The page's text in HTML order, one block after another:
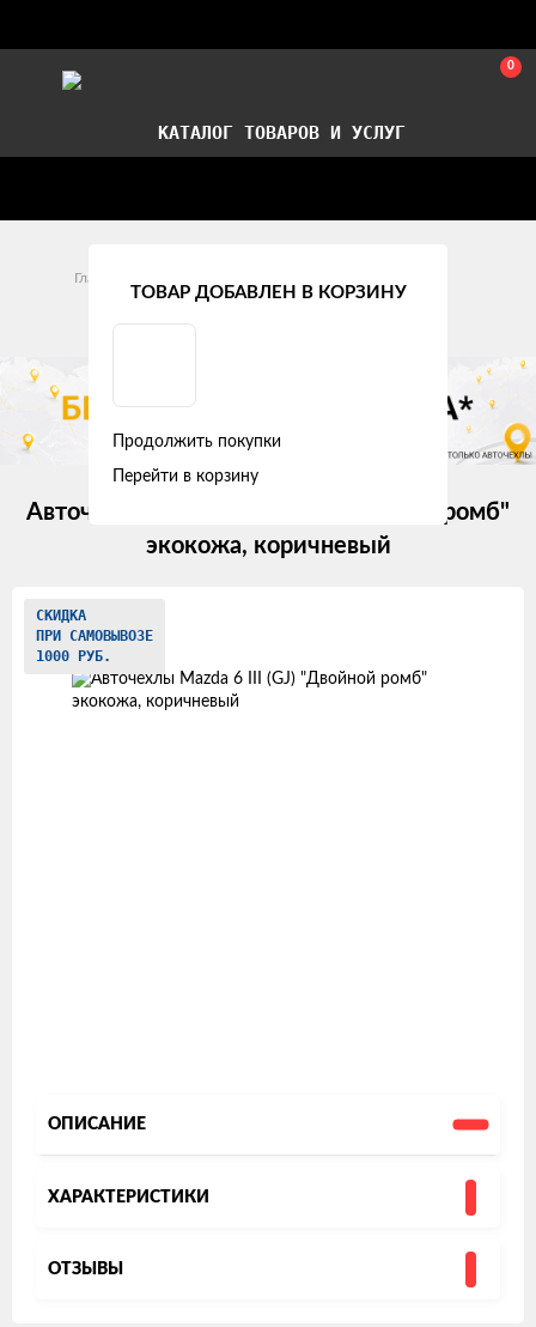
0
КАТАЛОГ ТОВАРОВ И УСЛУГ
Главная
Mazda 6 III (GJ) (2012 -2015)
Авточехлы Mazda 6 III (GJ) "Двойной ромб"
экокожа, коричневый
Изображения
товаров
СКИДКА
ПРИ САМОВЫВОЗЕ
1000 РУБ.
ОПИСАНИЕ
ХАРАКТЕРИСТИКИ
ОТЗЫВЫ
ТОВАР ДОБАВЛЕН В КОРЗИНУ
Продолжить покупки
Перейти в корзину